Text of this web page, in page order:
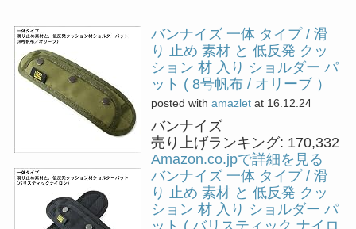
バンナイズ 一体 タイプ / 滑
り 止め 素材 と 低反発 クッ
ション 材 入り ショルダー パ
ット ( 8号帆布 / オリーブ ）
posted with amazletat 16.12.24
バンナイズ
売り上げランキング: 170,332
Amazon.co.jpで詳細を見る
バンナイズ 一体 タイプ / 滑
り 止め 素材 と 低反発 クッ
ション 材 入り ショルダー パ
ット ( バリスティック ナイロ